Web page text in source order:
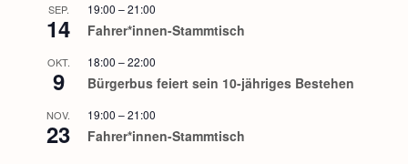
SEP.
14
19:00 –21:00
Fahrer*innen-Stammtisch
OKT.
9
18:00 –22:00
Bürgerbus feiert sein 10-jähriges Bestehen
NOV.
23
19:00 –21:00
Fahrer*innen-Stammtisch